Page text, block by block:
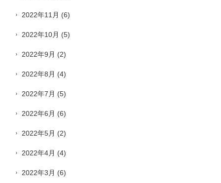
2022年11月 (6)
2022年10月 (5)
2022年9月 (2)
2022年8月 (4)
2022年7月 (5)
2022年6月 (6)
2022年5月 (2)
2022年4月 (4)
2022年3月 (6)